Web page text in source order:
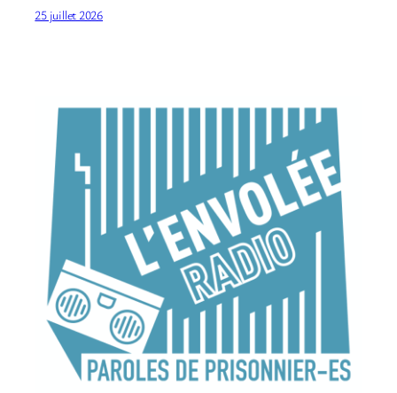
25 juillet 2026